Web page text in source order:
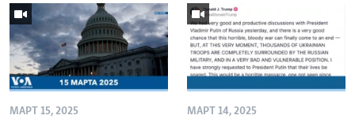
МАРТ 15, 2025 МАРТ 14, 2025